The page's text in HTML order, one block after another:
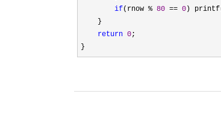
if(rnow % 80 == 0 )
    }
return 0;
}